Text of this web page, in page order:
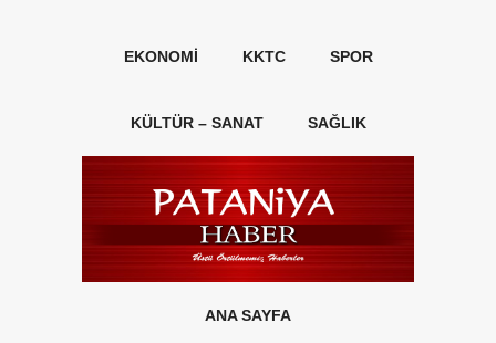
EKONOMI KKTC SPOR
KÜLTÜR – SANAT SAĞLIK
ANA SAYFA